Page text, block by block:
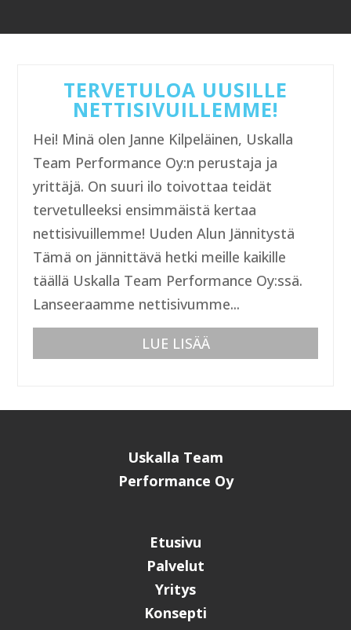
TERVETULOA UUSILLE
NETTISIVUILLEMME!
Hei! Minä olen Janne Kilpeläinen, Uskalla
Team Performance Oy:n perustaja ja
yrittäjä. On suuri ilo toivottaa teidät
tervetulleeksi ensimmäistä kertaa
nettisivuillemme! Uuden Alun Jännitystä
Tämä on jännittävä hetki meille kaikille
täällä Uskalla Team Performance Oy:ssä.
Lanseeraamme nettisivumme...
LUE LISÄÄ
Uskalla Team
Performance Oy
Etusivu
Palvelut
Yritys
Konsepti